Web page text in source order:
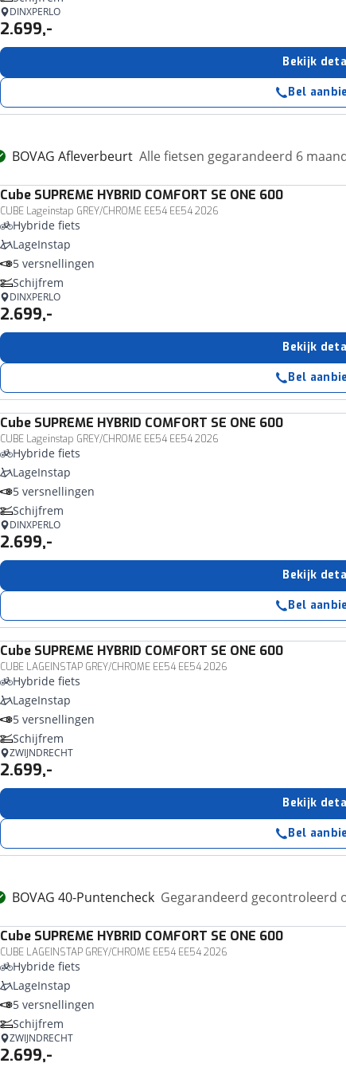
DINXPERLO
2.699,-
Bekijk
Bel
BOVAG Afleverbeurt Alle fietsen gegarandeerd 6
Cube SUPREME HYBRID COMFORT SE ONE 600
CUBE Lageinstap GREY/CHROME EE54 EE54 2026
Hybride fiets
LageInstap
5 versnellingen
Schijfrem
DINXPERLO
2.699,-
Bekijk
Bel
Cube SUPREME HYBRID COMFORT SE ONE 600
CUBE Lageinstap GREY/CHROME EE54 EE54 2026
Hybride fiets
LageInstap
5 versnellingen
Schijfrem
DINXPERLO
2.699,-
Bekijk
Bel
Cube SUPREME HYBRID COMFORT SE ONE 600
CUBE LAGEINSTAP GREY/CHROME EE54 EE54 2026
Hybride fiets
LageInstap
5 versnellingen
Schijfrem
ZWIJNDRECHT
2.699,-
Bekijk
Bel
BOVAG 40-Puntencheck Gegarandeerd gecontroleerd
Cube SUPREME HYBRID COMFORT SE ONE 600
CUBE LAGEINSTAP GREY/CHROME EE54 EE54 2026
Hybride fiets
LageInstap
5 versnellingen
Schijfrem
ZWIJNDRECHT
2.699,-